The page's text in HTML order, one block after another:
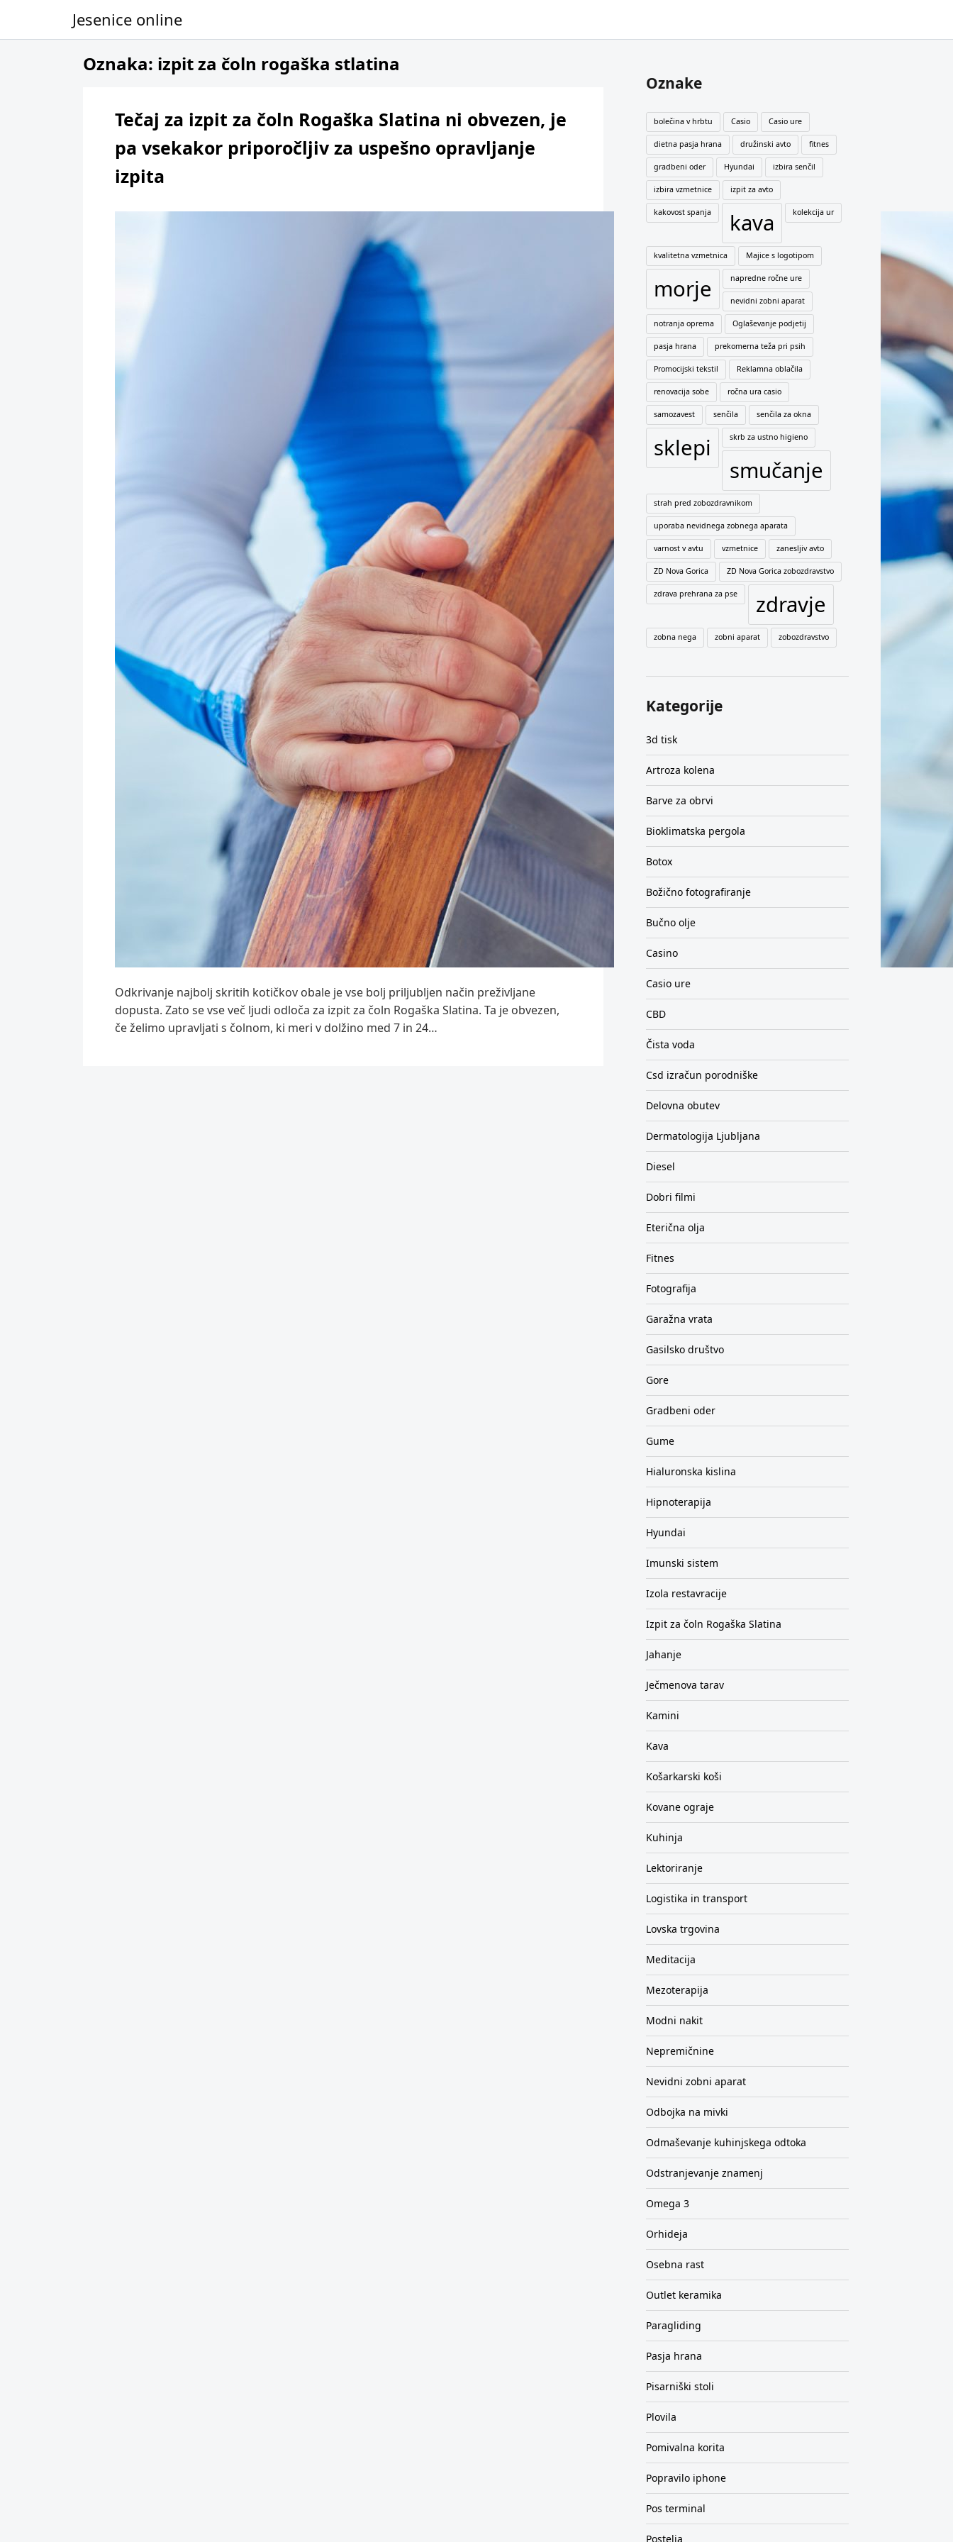
Skip to contentJesenice online
Oznaka: izpit za čoln rogaška stlatina
Tečaj za izpit za čoln Rogaška Slatina ni obvezen, je
pa vsekakor priporočljiv za uspešno opravljanje
izpita
Odkrivanje najbolj skritih kotičkov obale je vse bolj priljubljen način preživljane
dopusta. Zato se vse več ljudi odloča za izpit za čoln Rogaška Slatina. Ta je obvezen,
če želimo upravljati s čolnom, ki meri v dolžino med 7 in 24…
Oznake
bolečina v hrbtu Casio Casio ure
dietna pasja hrana družinski avto fitnes
gradbeni oder Hyundai izbira senčil
izbira vzmetnice izpit za avto
kakovost spanja kava kolekcija ur
kvalitetna vzmetnica Majice s logotipom
morje napredne ročne ure
nevidni zobni aparat
notranja oprema Oglaševanje podjetij
pasja hrana prekomerna teža pri psih
Promocijski tekstil Reklamna oblačila
renovacija sobe ročna ura casio
samozavest senčila senčila za okna
sklepi skrb za ustno higieno
smučanje
strah pred zobozdravnikom
uporaba nevidnega zobnega aparata
varnost v avtu vzmetnice zanesljiv avto
ZD Nova Gorica ZD Nova Gorica zobozdravstvo
zdrava prehrana za pse zdravje
zobna nega zobni aparat zobozdravstvo
Kategorije
3d tisk
Artroza kolena
Barve za obrvi
Bioklimatska pergola
Botox
Božično fotografiranje
Bučno olje
Casino
Casio ure
CBD
Čista voda
Csd izračun porodniške
Delovna obutev
Dermatologija Ljubljana
Diesel
Dobri filmi
Eterična olja
Fitnes
Fotografija
Garažna vrata
Gasilsko društvo
Gore
Gradbeni oder
Gume
Hialuronska kislina
Hipnoterapija
Hyundai
Imunski sistem
Izola restavracije
Izpit za čoln Rogaška Slatina
Jahanje
Ječmenova tarav
Kamini
Kava
Košarkarski koši
Kovane ograje
Kuhinja
Lektoriranje
Logistika in transport
Lovska trgovina
Meditacija
Mezoterapija
Modni nakit
Nepremičnine
Nevidni zobni aparat
Odbojka na mivki
Odmaševanje kuhinjskega odtoka
Odstranjevanje znamenj
Omega 3
Orhideja
Osebna rast
Outlet keramika
Paragliding
Pasja hrana
Pisarniški stoli
Plovila
Pomivalna korita
Popravilo iphone
Pos terminal
Postelja